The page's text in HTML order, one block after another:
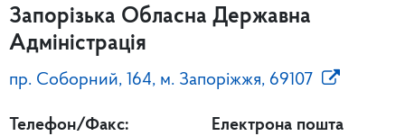
Запорізька Обласна Державна
Адміністрація
пр. Соборний, 164, м. Запоріжжя, 69107
Телефон/Факс:
Електрона пошта